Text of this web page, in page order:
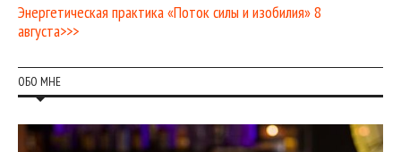
Энергетическая практика «Поток силы и изобилия» 8
августа>>>
ОБО МНЕ